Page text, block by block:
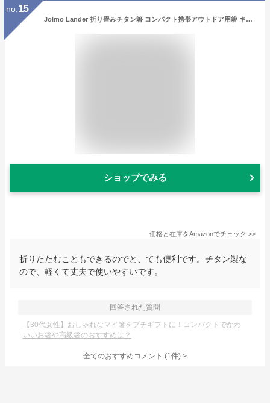
no. 15
Jolmo Lander 折り畳みチタン箸 コンパクト携帯アウトドア用箸 キャンプ箸 (ブルー)
ショップでみる
価格と在庫をAmazonでチェック >>
折りたたむこともできるのでと、ても便利です。チタン製な
ので、軽くて丈夫で使いやすいです。
回答された質問
【30代女性】おしゃれなマイ箸をプチギフトに！コンパクトでかわ
いいお箸や高級箸のおすすめは？
全てのおすすめコメント (1件) >